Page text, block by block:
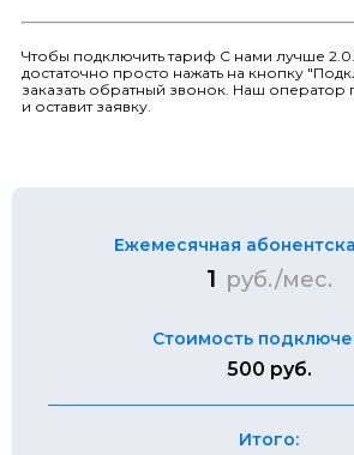
Чтобы подключить тариф С нами лучше
достаточно просто нажать на кнопку
заказать обратный звонок. Наш оператор
и оставит заявку.
Ежемесячная
1 руб./мес.
Стоимость
500 руб.
Итого: